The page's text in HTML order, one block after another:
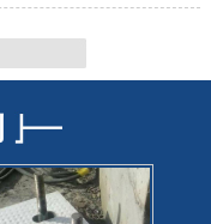
网架支座